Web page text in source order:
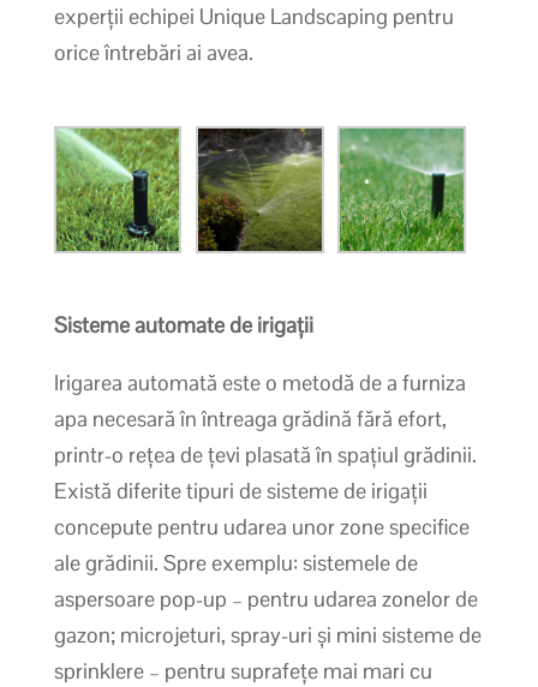
experții echipei Unique Landscaping pentru
orice întrebări ai avea.
Sisteme automate de irigații
Irigarea automată este o metodă de a furniza
apa necesară în întreaga grădină fără efort,
printr-o rețea de țevi plasată în spațiul grădinii.
Există diferite tipuri de sisteme de irigații
concepute pentru udarea unor zone specifice
ale grădinii. Spre exemplu: sistemele de
aspersoare pop-up – pentru udarea zonelor de
gazon; microjeturi, spray-uri și mini sisteme de
sprinklere – pentru suprafețe mai mari cu